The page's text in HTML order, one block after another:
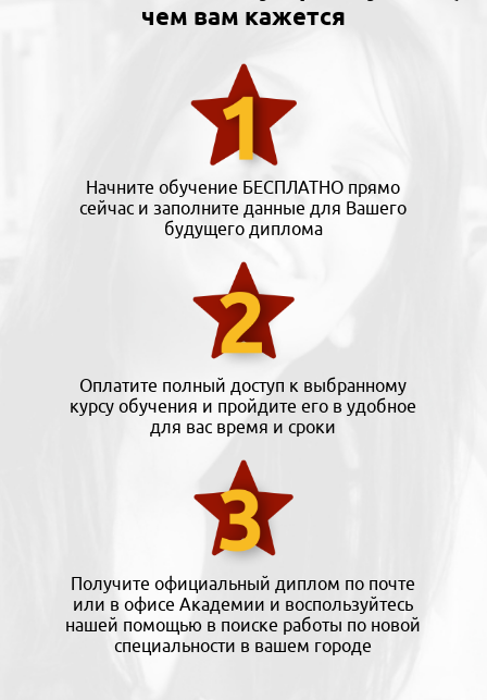
чем вам кажется
Начните обучение БЕСПЛАТНО прямо
сейчас и заполните данные для Вашего
будущего диплома
Оплатите полный доступ к выбранному
курсу обучения и пройдите его в удобное
для вас время и сроки
Получите официальный диплом по почте
или в офисе Академии и воспользуйтесь
нашей помощью в поиске работы по новой
специальности в вашем городе